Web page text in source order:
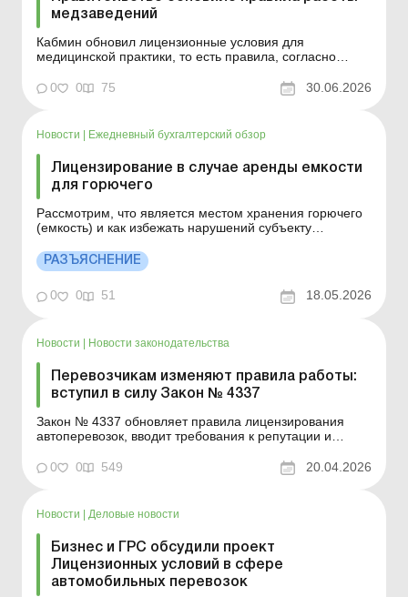
медзаведений
Кабмин обновил лицензионные условия для
медицинской практики, то есть правила, согласно
оказывать медицинскую помощь. Больше по теме:
Медицинская лицензия: что нужно сделать
мероприятий для групп равных ...
0 0 75 30.06.2026
Новости Ежедневный бухгалтерский обзор
Лицензирование в случае аренды емкости
для горючего
Рассмотрим, что является местом хранения горючего
(емкость) и как избежать нарушений субъекту
для сельхозтехники без путевых листов: документы,
риски и судебная практикаХранение остатков горючего
после аннулирования лицензии: какой штраф грозит
пр...
РАЗЪЯСНЕНИЕ
0 0 51 18.05.2026
Новости | Новости законодательства
Перевозчикам изменяют правила работы:
вступил в силу Закон № 4337
Закон № 4337 обновляет правила лицензирования
автоперевозок, вводит требования к репутации и
новых норм начнет действовать через год. Больше по
Вст...
0 0 549 20.04.2026
Новости | Деловые новости
Бизнес и ГРС обсудили проект
Лицензионных условий в сфере
автомобильных перевозок